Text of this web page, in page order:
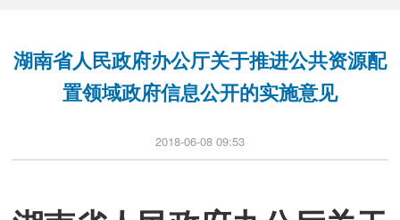
湖南省人民政府办公厅关于推进公共资源配
置领域政府信息公开的实施意见
2018-06-08 09:53